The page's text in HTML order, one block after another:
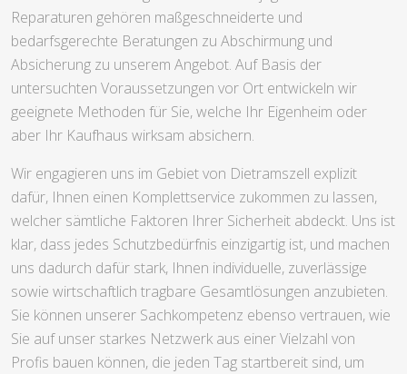
Reparaturen gehören maßgeschneiderte und
bedarfsgerechte Beratungen zu Abschirmung und
Absicherung zu unserem Angebot. Auf Basis der
untersuchten Voraussetzungen vor Ort entwickeln wir
geeignete Methoden für Sie, welche Ihr Eigenheim oder
aber Ihr Kaufhaus wirksam absichern.
Wir engagieren uns im Gebiet von Dietramszell explizit
dafür, Ihnen einen Komplettservice zukommen zu lassen,
welcher sämtliche Faktoren Ihrer Sicherheit abdeckt. Uns ist
klar, dass jedes Schutzbedürfnis einzigartig ist, und machen
uns dadurch dafür stark, Ihnen individuelle, zuverlässige
sowie wirtschaftlich tragbare Gesamtlösungen anzubieten.
Sie können unserer Sachkompetenz ebenso vertrauen, wie
Sie auf unser starkes Netzwerk aus einer Vielzahl von
Profis bauen können, die jeden Tag startbereit sind, um